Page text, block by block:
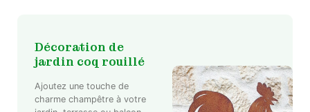
page
du
produit
Décoration de
jardin coq rouillé
Ajoutez une touche de
charme champêtre à votre